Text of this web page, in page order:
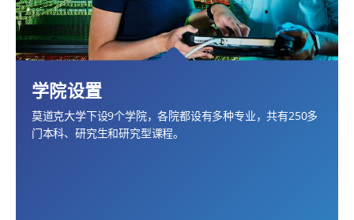
学院设置
莫道克大学下设9个学院，各院都设有多种专业，共有250多
门本科、研究生和研究型课程。